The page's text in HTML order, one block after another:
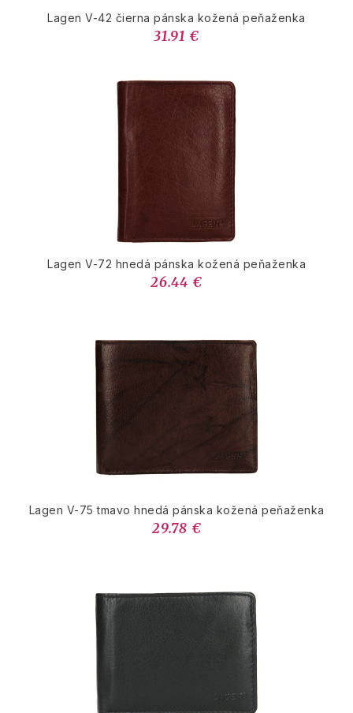
Lagen V-42 čierna pánska kožená peňaženka
31.91 €
Lagen V-72 hnedá pánska kožená peňaženka
26.44 €
Lagen V-75 tmavo hnedá pánska kožená peňaženka
29.78 €